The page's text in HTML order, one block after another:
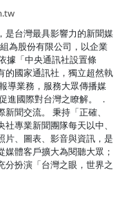
是台灣最具影響力的新聞媒
為股份有限公司，以企業
據「中央通訊社設置條
的國家通訊社，獨立超然執
導業務，服務大眾傳播媒
進國際對台灣之瞭解。 ．
聞交流。 秉持「正確、
專業新聞團隊每天以中、
片、圖表、影音與資訊，是
體客戶擴大為閱聽大眾；
分扮演「台灣之眼，世界之